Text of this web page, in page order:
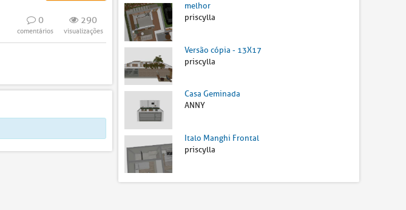
0
comentários
290
visualizações
melhor
priscylla
Versão cópia - 13X17
priscylla
Casa Geminada
ANNY
Italo Manghi Frontal
priscylla